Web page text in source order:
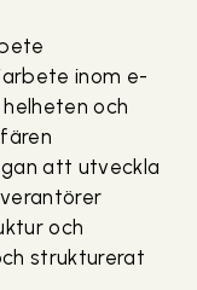
inom e-
och
att utveckla
och
strukturerat